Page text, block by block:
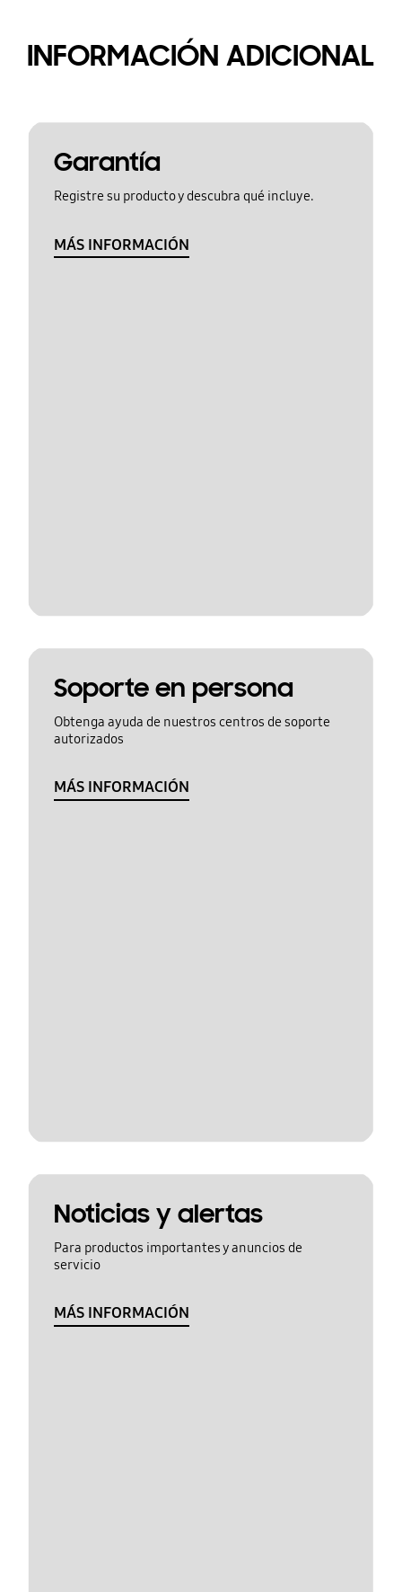
INFORMACIÓN ADICIONAL
Garantía
Registre su producto y descubra qué incluye.
MÁS INFORMACIÓN
Soporte en persona
Obtenga ayuda de nuestros centros de soporte
autorizados
MÁS INFORMACIÓN
Noticias y alertas
Para productos importantes y anuncios de
servicio
MÁS INFORMACIÓN